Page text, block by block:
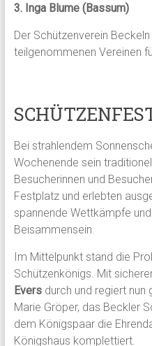
3. Inga Blume (Bassum)
Der Schützenverein
teilgenommenen Vereinen
Bei strahlendem
Wochenende sein
Besucherinnen und
Festplatz und erlebten
spannende Wettkämpfe
Beisammensein.
Im Mittelpunkt stand die
Schützenkönigs. Mit
Eversdurch und regiert nun
Marie Gröper, das Beckler
dem Königspaar die
Königshaus komplettiert.